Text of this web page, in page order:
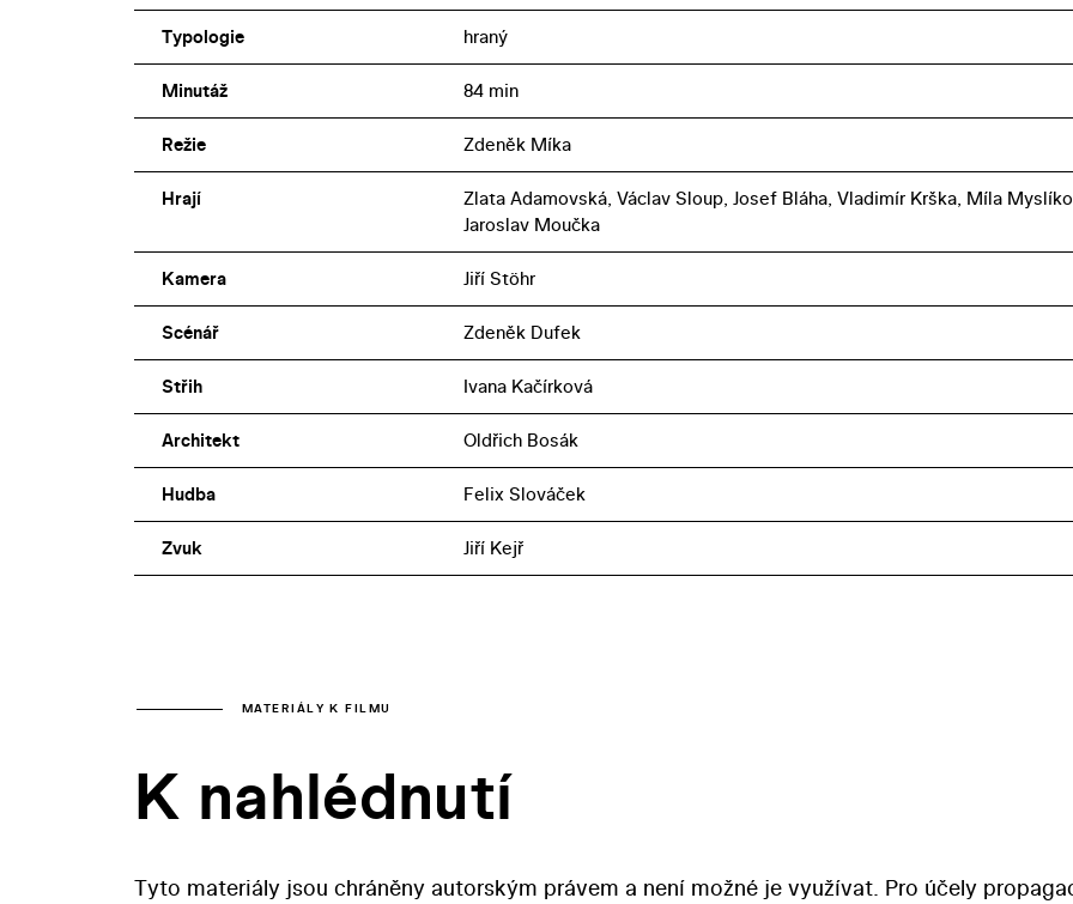
Typologie hraný
Minutáž 84 min
Režie Zdeněk Míka
Hrají
Zlata Adamovská, Václav Sloup, Josef Bláha, Vladimír Krška, Míla
Jaroslav Moučka
Kamera Jiří Stöhr
Scénář Zdeněk Dufek
Střih Ivana Kačírková
Architekt Oldřich Bosák
Hudba Felix Slováček
Zvuk Jiří Kejř
MATERIÁLY K FILMU
K nahlédnutí
Tyto materiály jsou chráněny autorským právem a není možné je využívat. Pro účely